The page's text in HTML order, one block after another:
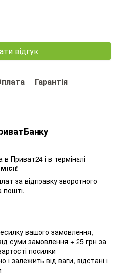
відгук
Гарантія
Приват24 і в терміналі
за відправку зворотного
пошті.
вашого замовлення,
суми замовлення + 25 грн за
посилки
і залежить від ваги, відстані і